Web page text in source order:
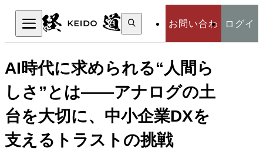
お問い合わ
せ
ログイ
検
索:
検索
AI時代に求められる“人間ら
しさ”とは――アナログの土
台を大切に、中小企業DXを
支えるトラストの挑戦